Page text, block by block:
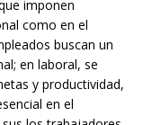
imponen
como en el
buscan un
en laboral, se
y productividad,
en el